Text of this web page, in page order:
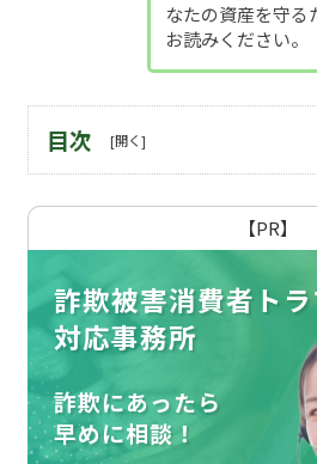
なたの資産を守る
お読みください。
目次
【PR】
詐欺被害消費者ト
対応事務所
詐欺にあったら
早めに相談！